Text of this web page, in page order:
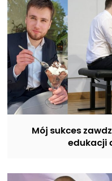
Mój sukces
edukacji